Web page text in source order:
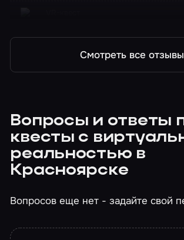
Смотреть все отзывы
Вопросы и ответы
квесты с
реальностью в
Красноярске
Вопросов еще нет - задайте свой